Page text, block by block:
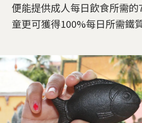
便能提供成人每日飲食所需
童更可獲得100%每日所需鐵